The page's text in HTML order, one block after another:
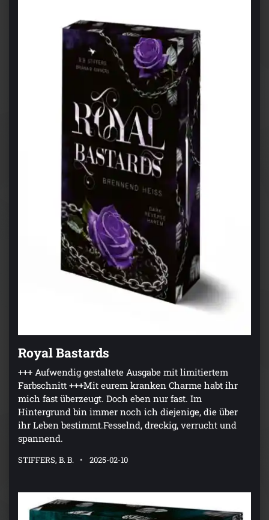
Royal Bastards
+++ Aufwendig gestaltete Ausgabe mit limitiertem
Farbschnitt +++Mit eurem kranken Charme habt ihr
mich fast überzeugt. Doch eben nur fast. Im
Hintergrund bin immer noch ich diejenige, die über
ihr Leben bestimmt.Fesselnd, dreckig, verrucht und
spannend.
STIFFERS, B. B. 2025-02-10